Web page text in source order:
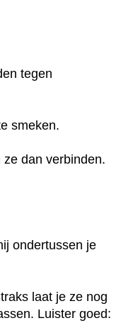
tegen
smeken.
dan verbinden.
ondertussen je
laat je ze nog
Luister goed: